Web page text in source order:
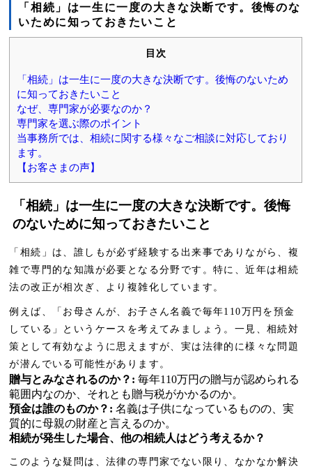
「相続」は一生に一度の大きな決断です。後悔のな
いために知っておきたいこと
目次
「相続」は一生に一度の大きな決断です。後悔のないため
に知っておきたいこと
なぜ、専門家が必要なのか？
専門家を選ぶ際のポイント
当事務所では、相続に関する様々なご相談に対応しており
ます。
【お客さまの声】
「相続」は一生に一度の大きな決断です。後悔
のないために知っておきたいこと
「相続」は、誰しもが必ず経験する出来事でありながら、複
雑で専門的な知識が必要となる分野です。特に、近年は相続
法の改正が相次ぎ、より複雑化しています。
例えば、「お母さんが、お子さん名義で毎年110万円を預金
している」というケースを考えてみましょう。一見、相続対
策として有効なように思えますが、実は法律的に様々な問題
が潜んでいる可能性があります。
贈与とみなされるのか？: 毎年110万円の贈与が認められる
範囲内なのか、それとも贈与税がかかるのか。
預金は誰のものか？: 名義は子供になっているものの、実
質的に母親の財産と言えるのか。
相続が発生した場合、他の相続人はどう考えるか？
このような疑問は、法律の専門家でない限り、なかなか解決